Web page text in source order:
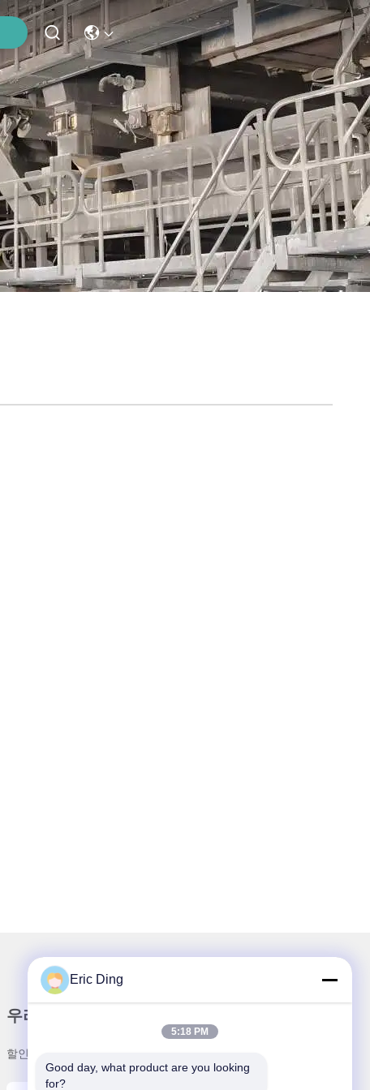
우리 뉴스레터
할인 및 더 많은 정보를 얻기 위해 뉴스레터에 가입하십시오.
Eric Ding
5:18 PM
Good day, what product are you looking
for?